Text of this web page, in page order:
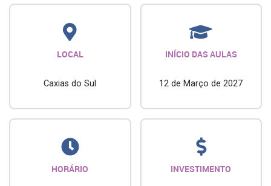
LOCAL
Caxias do Sul
INÍCIO DAS AULAS
12 de Março de 2027
HORÁRIO INVESTIMENTO